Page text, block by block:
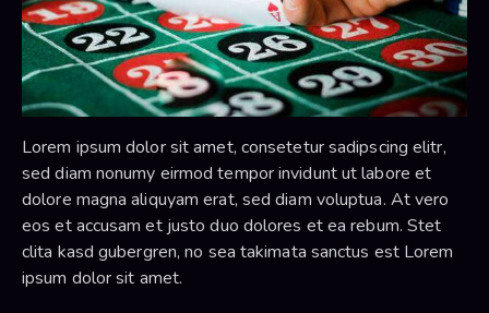
Lorem ipsum dolor sit amet, consetetur sadipscing elitr,
sed diam nonumy eirmod tempor invidunt ut labore et
dolore magna aliquyam erat, sed diam voluptua. At vero
eos et accusam et justo duo dolores et ea rebum. Stet
clita kasd gubergren, no sea takimata sanctus est Lorem
ipsum dolor sit amet.